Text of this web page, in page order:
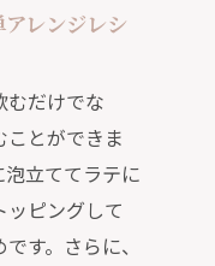
レンジレシ
むだけでな
ことができま
立ててラテに
ピングして
す。さらに、